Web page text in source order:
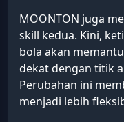
MOONTON juga
skill kedua. Kini,
bola akan
dekat dengan titik
Perubahan ini
menjadi lebih